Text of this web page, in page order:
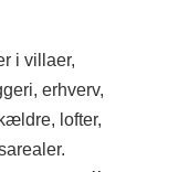
i villaer,
erhverv,
lofter,